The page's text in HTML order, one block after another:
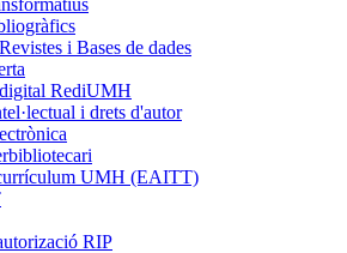
i Bases de dades
RediUMH
i drets d'autor
UMH (EAITT)
RIP